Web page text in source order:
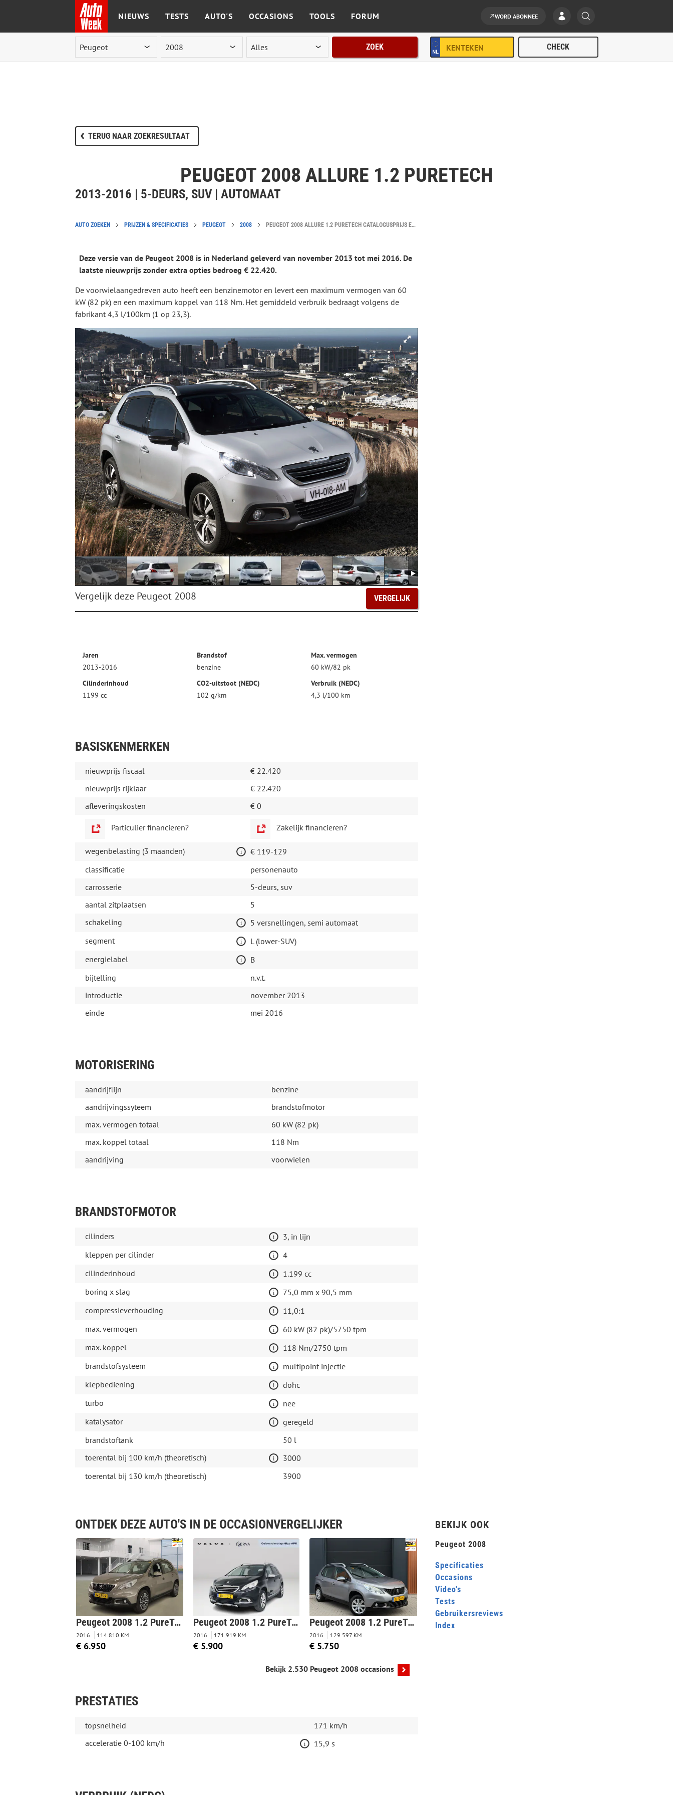
Ga naar de inhoud
NIEUWS TESTS AUTO'S OCCASIONS TOOLS FORUM WORD ABONNEE
ZOEK
TERUG NAAR ZOEKRESULTAAT
PEUGEOT 2008 ALLURE 1.2 PURETECH
2013-2016 | 5-DEURS, SUV | AUTOMAAT
AUTO ZOEKEN PRIJZEN & SPECIFICATIES PEUGEOT 2008 PEUGEOT 2008 ALLURE 1.2 PURETECH CATALOGUSPRIJS EN SPECIFICATIES
Deze versie van de Peugeot 2008 is in Nederland geleverd van november 2013 tot mei 2016. De
laatste nieuwprijs zonder extra opties bedroeg € 22.420.
De voorwielaangedreven auto heeft een benzinemotor en levert een maximum vermogen van 60
kW (82 pk) en een maximum koppel van 118 Nm. Het gemiddeld verbruik bedraagt volgens de
fabrikant 4,3 l/100km (1 op 23,3).
Vergelijk deze Peugeot 2008 VERGELIJK
Jaren
2013-2016
Brandstof
benzine
Max. vermogen
60 kW/82 pk
Cilinderinhoud
1199 cc
CO2-uitstoot (NEDC)
102 g/km
Verbruik (NEDC)
4,3 l/100 km
BASISKENMERKEN
nieuwprijs fiscaal
€ 22.420
nieuwprijs rijklaar
€ 22.420
afleveringskosten
€ 0
Particulier financieren? Zakelijk financieren?
wegenbelasting (3 maanden)
€ 119-129
classificatie
personenauto
carrosserie
5-deurs, suv
aantal zitplaatsen
5
schakeling
5 versnellingen, semi automaat
segment
L (lower-SUV)
energielabel
B
bijtelling
n.v.t.
introductie
november 2013
einde
mei 2016
MOTORISERING
aandrijflijn
benzine
aandrijvingssyteem
brandstofmotor
max. vermogen totaal
60 kW (82 pk)
max. koppel totaal
118 Nm
aandrijving
voorwielen
BRANDSTOFMOTOR
cilinders
3, in lijn
kleppen per cilinder
4
cilinderinhoud
1.199 cc
boring x slag
75,0 mm x 90,5 mm
compressieverhouding
11,0:1
max. vermogen
60 kW (82 pk)/5750 tpm
max. koppel
118 Nm/2750 tpm
brandstofsysteem
multipoint injectie
klepbediening
dohc
turbo
nee
katalysator
geregeld
brandstoftank
50 l
toerental bij 100 km/h (theoretisch)
3000
toerental bij 130 km/h (theoretisch)
3900
ONTDEK DEZE AUTO'S IN DE OCCASIONVERGELIJKER
Peugeot 2008 1.2 PureTech Blue Lion
2016 114.810 KM
€ 6.950
Peugeot 2008 1.2 PureTech Allure | Panoramadak | Park assist | Airco | Cruise control | Trekhaak
2016 171.919 KM
€ 5.900
Peugeot 2008 1.2 PureTech Blue Lion|Dealer Onderhouden|Distr.Riem Vervangen|Pano|Navigatie|Cruise Control|Airco
2016 129.597 KM
€ 5.750
Bekijk 2.530 Peugeot 2008 occasions
PRESTATIES
topsnelheid
171 km/h
acceleratie 0-100 km/h
15,9 s
BEKIJK OOK
Peugeot 2008
Specificaties
Occasions
Video's
Tests
Gebruikersreviews
Index